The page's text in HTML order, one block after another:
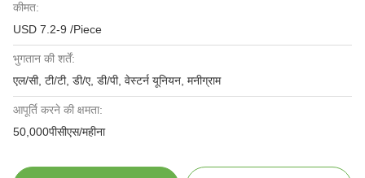
कीमत:
USD 7.2-9 /Piece
भुगतान की शर्तें:
एल/सी, टी/टी, डी/ए, डी/पी, वेस्टर्न यूनियन, मनीग्राम
आपूर्ति करने की क्षमता:
50,000पीसीएस/महीना